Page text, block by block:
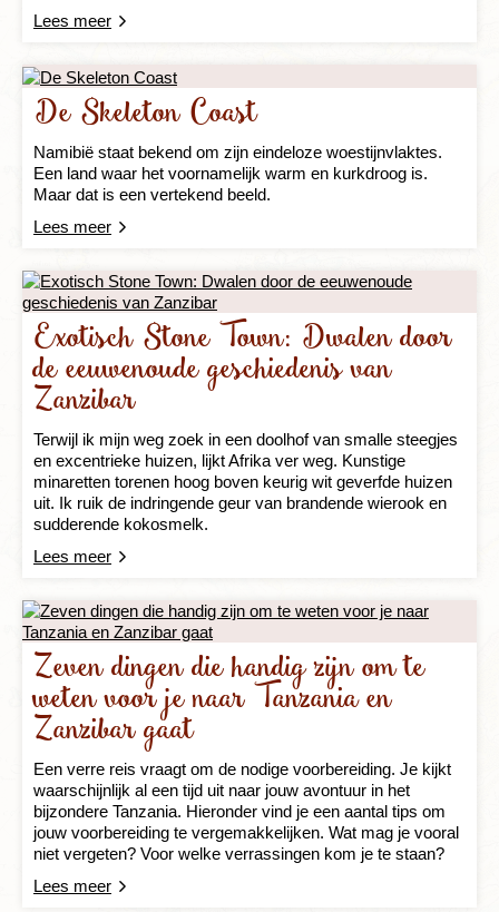
Lees meer
De Skeleton Coast
Namibië staat bekend om zijn eindeloze woestijnvlaktes.
Een land waar het voornamelijk warm en kurkdroog is.
Maar dat is een vertekend beeld.
Lees meer
Exotisch Stone Town: Dwalen door
de eeuwenoude geschiedenis van
Zanzibar
Terwijl ik mijn weg zoek in een doolhof van smalle steegjes
en excentrieke huizen, lijkt Afrika ver weg. Kunstige
minaretten torenen hoog boven keurig wit geverfde huizen
uit. Ik ruik de indringende geur van brandende wierook en
sudderende kokosmelk.
Lees meer
Zeven dingen die handig zijn om te
weten voor je naar Tanzania en
Zanzibar gaat
Een verre reis vraagt om de nodige voorbereiding. Je kijkt
waarschijnlijk al een tijd uit naar jouw avontuur in het
bijzondere Tanzania. Hieronder vind je een aantal tips om
jouw voorbereiding te vergemakkelijken. Wat mag je vooral
niet vergeten? Voor welke verrassingen kom je te staan?
Lees meer